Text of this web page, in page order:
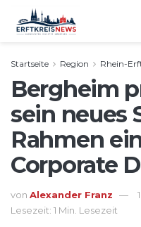
Startseite Region Rhein-
Bergheim
sein neues
Rahmen
Corporate
von Alexander Franz
Lesezeit: 1 Min. Lesezeit